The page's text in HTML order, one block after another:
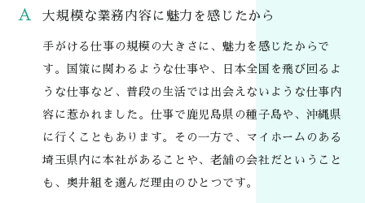
A 大規模な業務内容に魅力を感じたから
手がける仕事の規模の大きさに、魅力を感じたからで
す。国策に関わるような仕事や、日本全国を飛び回るよ
うな仕事など、普段の生活では出会えないような仕事内
容に惹かれました。仕事で鹿児島県の種子島や、沖縄県
に行くこともあります。その一方で、マイホームのある
埼玉県内に本社があることや、老舗の会社だということ
も、奥井組を選んだ理由のひとつです。